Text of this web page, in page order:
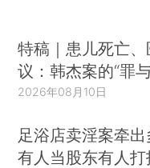
特稿｜患儿死亡
议：韩杰案的“罪
2026年08月10日
足浴店卖淫案牵
有人当股东有人